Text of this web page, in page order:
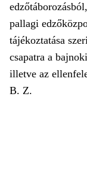
pallagi
tájékoztatása
csapatra a
illetve az
B. Z.